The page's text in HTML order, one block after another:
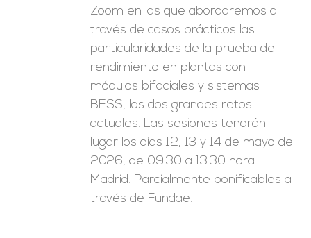
Zoom en las que abordaremos a
través de casos prácticos las
particularidades de la prueba de
rendimiento en plantas con
módulos bifaciales y sistemas
BESS, los dos grandes retos
actuales. Las sesiones tendrán
lugar los días 12, 13 y 14 de mayo de
2026, de 09:30 a 13:30 hora
Madrid. Parcialmente bonificables a
través de Fundae.